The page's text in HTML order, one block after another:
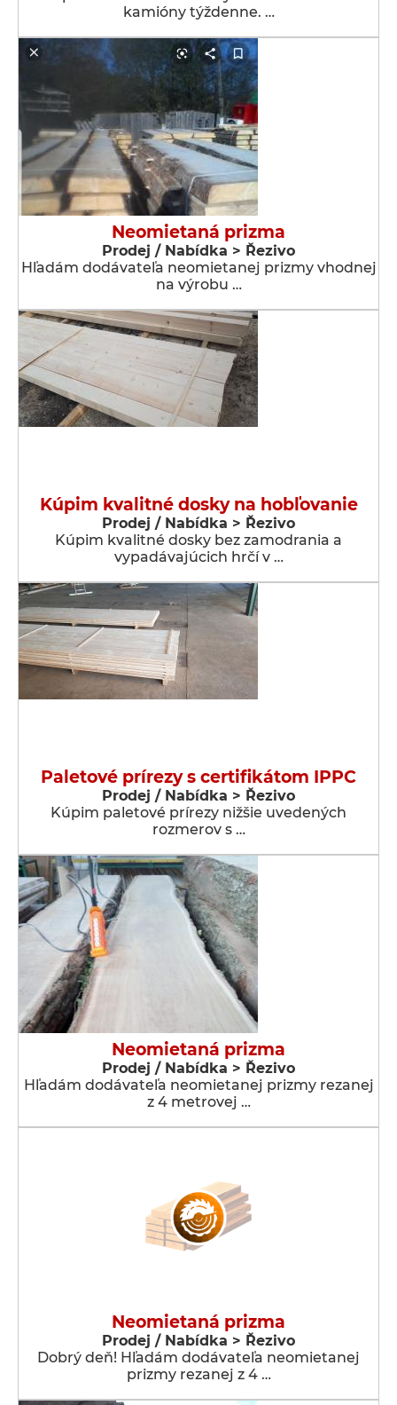
kamióny týždenne. …
Neomietaná prizma
Prodej / Nabídka > Řezivo
Hľadám dodávateľa neomietanej prizmy vhodnej
na výrobu …
Kúpim kvalitné dosky na hobľovanie
Prodej / Nabídka > Řezivo
Kúpim kvalitné dosky bez zamodrania a
vypadávajúcich hrčí v …
Paletové prírezy s certifikátom IPPC
Prodej / Nabídka > Řezivo
Kúpim paletové prírezy nižšie uvedených
rozmerov s …
Neomietaná prizma
Prodej / Nabídka > Řezivo
Hľadám dodávateľa neomietanej prizmy rezanej
z 4 metrovej …
Neomietaná prizma
Prodej / Nabídka > Řezivo
Dobrý deň! Hľadám dodávateľa neomietanej
prizmy rezanej z 4 …